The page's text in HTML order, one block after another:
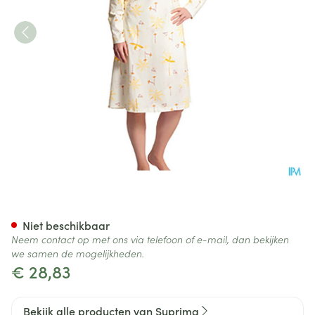
€ 28,83
Niet beschikbaar
Neem contact op met ons via telefoon of e-mail, dan bekijken
we samen de mogelijkheden.
Bekijk alle producten van Suprima